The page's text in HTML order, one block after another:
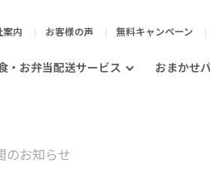
案内 お客様の声 無料キャンペーン
・お弁当配送サービス おまかせ
のお知らせ